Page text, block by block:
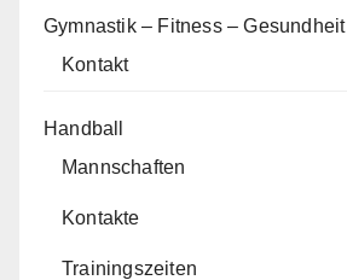
Gymnastik – Fitness – Gesundheit
Kontakt
Handball
Mannschaften
Kontakte
Trainingszeiten